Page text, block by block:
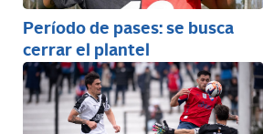
Período de pases: se busca
cerrar el plantel